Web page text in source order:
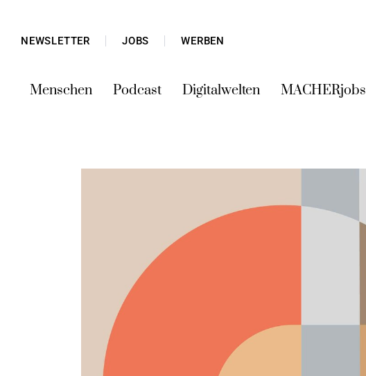
NEWSLETTER JOBS WERBEN
Menschen Podcast Digitalwelten MACHERjobs